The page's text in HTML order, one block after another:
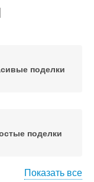
поделки
поделки
Показать все